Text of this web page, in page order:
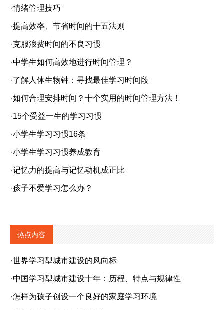
·情绪管理技巧
·提高效率、节省时间的十五法则
·克服浪费时间的不良习惯
·中学生如何高效地进行时间管理？
·了解人体生物钟：寻找最佳学习时间段
·如何合理安排时间？十个实用的时间管理方法！
·15个受益一生的学习习惯
·小学生学习习惯16条
·小学生学习习惯养成教育
·记忆力的提高与记忆动机成正比
·孩子不爱学习怎么办？
热点内容
·世界学习型城市建设的风向标
·中国学习型城市建设十年：历程、特点与规律性
·怎样为孩子创设一个良好的家庭学习环境